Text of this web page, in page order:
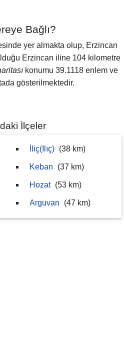
Bağlı?
yer almakta olup, Erzincan
Erzincan iline 104 kilometre
konumu 39.1118 enlem ve
gösterilmektedir.
İlçeler
İliç(Ilıç) (38 km)
Keban (37 km)
Hozat (53 km)
Arguvan (47 km)